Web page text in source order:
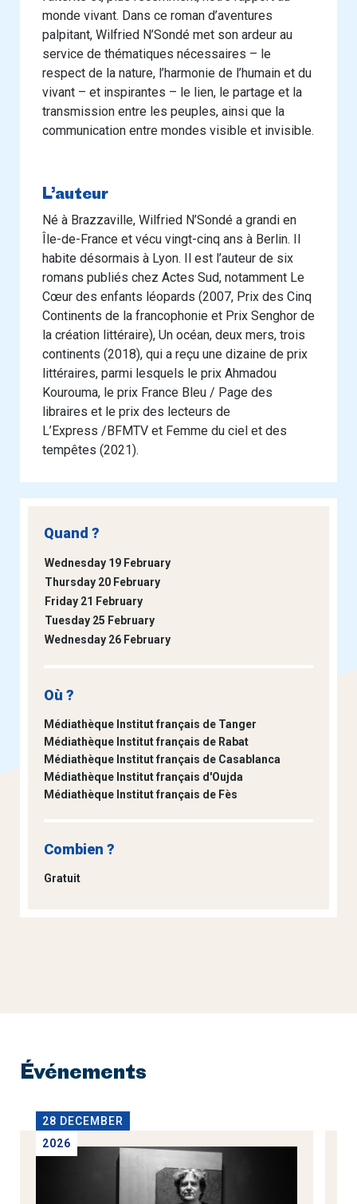
monde vivant. Dans ce roman d’aventures
palpitant, Wilfried N’Sondé met son ardeur au
service de thématiques nécessaires – le
respect de la nature, l’harmonie de l’humain et du
vivant – et inspirantes – le lien, le partage et la
transmission entre les peuples, ainsi que la
communication entre mondes visible et invisible.
L’auteur
Né à Brazzaville, Wilfried N’Sondé a grandi en
Île-de-France et vécu vingt-cinq ans à Berlin. Il
habite désormais à Lyon. Il est l’auteur de six
romans publiés chez Actes Sud, notamment Le
Cœur des enfants léopards (2007, Prix des Cinq
Continents de la francophonie et Prix Senghor de
la création littéraire), Un océan, deux mers, trois
continents (2018), qui a reçu une dizaine de prix
littéraires, parmi lesquels le prix Ahmadou
Kourouma, le prix France Bleu / Page des
libraires et le prix des lecteurs de
L’Express /BFMTV et Femme du ciel et des
tempêtes (2021).
Quand ?
Wednesday 19 February
Thursday 20 February
Friday 21 February
Tuesday 25 February
Wednesday 26 February
Où ?
Médiathèque Institut français de Tanger
Médiathèque Institut français de Rabat
Médiathèque Institut français de Casablanca
Médiathèque Institut français d'Oujda
Médiathèque Institut français de Fès
Combien ?
Gratuit
Événements
28 DECEMBER
2026